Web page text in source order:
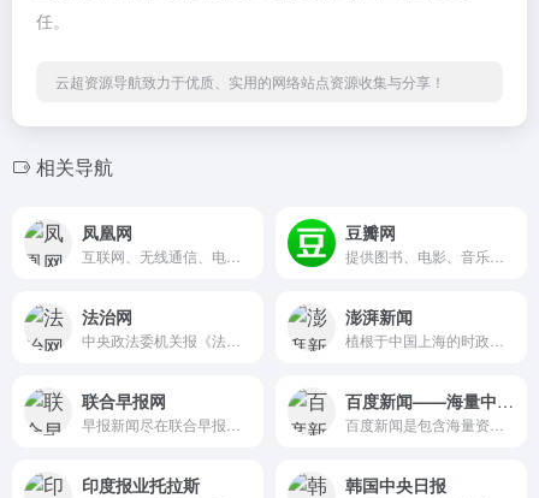
任。
云超资源导航致力于优质、实用的网络站点资源收集与分享！
相关导航
凤凰网 豆瓣网
法治网 澎湃新闻
联合早报网 百度新闻——海量中文资讯平台
印度报业托拉斯 韩国中央日报